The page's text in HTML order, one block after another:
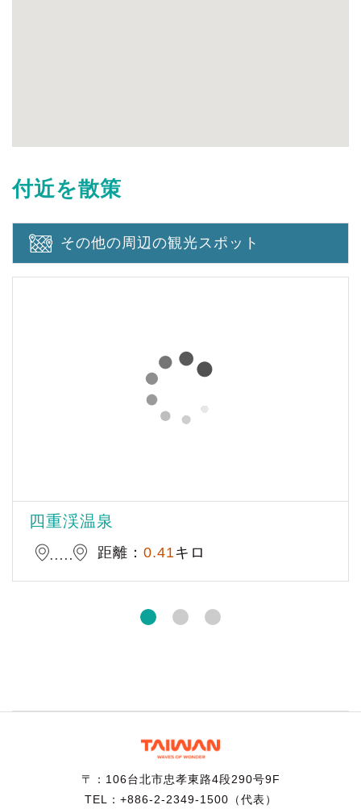
付近を散策
その他の周辺の観光スポット
四重渓温泉
距離： 0.41キロ
〒：106台北市忠孝東路4段290号9F
TEL：+886-2-2349-1500（代表）